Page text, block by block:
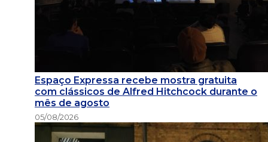
Espaço Expressa recebe mostra gratuita
com clássicos de Alfred Hitchcock durante o
mês de agosto
05/08/2026